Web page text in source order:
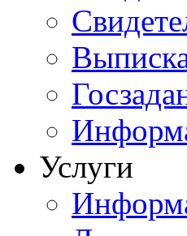
Услуги